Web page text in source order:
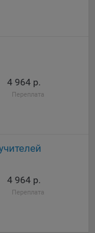
4 964 р.
Переплата
4 964 р.
Переплата